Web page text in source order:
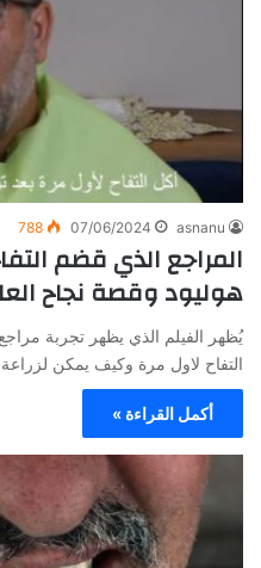
asnanu
07/06/2024
788
المراجع الذي قضم
هوليود وقصة نجاح
يُظهر الفيلم الذي يظهر تجربة
التفاح لاول مرة وكيف يمكن
أكمل القراءة »